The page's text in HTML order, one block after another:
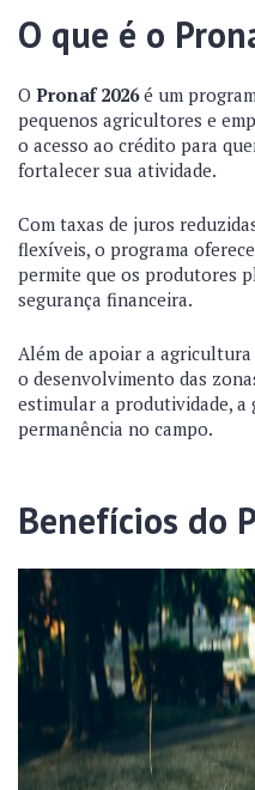
O que é o
O Pronaf 2026é um
pequenos agricultores e
o acesso ao crédito para
fortalecer sua atividade.
Com taxas de juros
flexíveis, o programa
permite que os produtores
segurança financeira.
Além de apoiar a
o desenvolvimento das
estimular a produtividade, a
permanência no campo.
Benefícios do